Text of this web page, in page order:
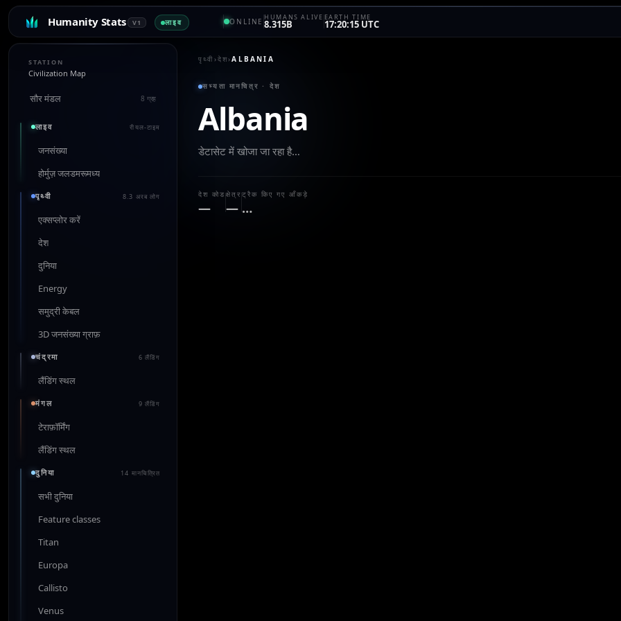
Humanity Stats V1 लाइव ONLINE HUMANS ALIVE
8.315B
EARTH TIME
17:20:15 UTC
STATION
Civilization Map
सौर मंडल 8 ग्रह
लाइव रीयल-टाइम
जनसंख्या
होर्मुज़ जलडमरूमध्य
पृथ्वी 8.3 अरब लोग
एक्सप्लोर करें
देश
दुनिया
Energy
समुद्री केबल
3D जनसंख्या ग्राफ़
चंद्रमा 6 लैंडिंग
लैंडिंग स्थल
मंगल 9 लैंडिंग
टेराफ़ॉर्मिंग
लैंडिंग स्थल
दुनिया 14 मानचित्रित
सभी दुनिया
Feature classes
Titan
Europa
Callisto
Venus
पृथ्वी ›देश›ALBANIA
सभ्यता मानचित्र · देश
Albania
डेटासेट में खोजा जा रहा है…
देश कोड
—
क्षेत्र
—
ट्रैक किए गए आँकड़े
…